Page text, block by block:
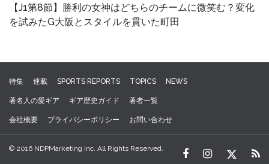
【J1第8節】勝利の女神はどちらのチームに微笑む？変化
を試みたG大阪とスタイルを貫いた町田
特集 連載 SPORTS REPORTS TOPICS NEWS
著名人の愛ギア ギア歴史ガイド 著者一覧
会社概要 プライバシーポリシー お問い合わせ
© 2016 NDPMarketing Inc. All Rights Reserved.